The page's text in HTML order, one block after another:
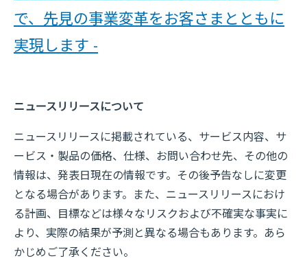
で、先見の事業変革をお客さまとともに
実現します -
ニュースリリースについて
ニュースリリースに掲載されている、サービス内容、サ
ービス・製品の価格、仕様、お問い合わせ先、その他の
情報は、発表日現在の情報です。その後予告なしに変更
となる場合があります。また、ニュースリリースにおけ
る計画、目標などは様々なリスクおよび不確実な事実に
より、実際の結果が予測と異なる場合もあります。あら
かじめご了承ください。